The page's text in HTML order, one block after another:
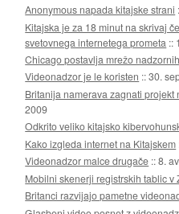
Anonymous napada kitajske strani
Kitajska je za 18 minut na skrivaj
svetovnega internetega prometa ::
Chicago postavlja mrežo
Videonadzor je le koristen ::30.
Britanija namerava zagnati projekt
2009
Odkrito veliko kitajsko
Kako izgleda internet na Kitajskem
Videonadzor malce drugače ::8.
Mobilni skenerji registrskih tablic v
Britanci razvijajo pametne